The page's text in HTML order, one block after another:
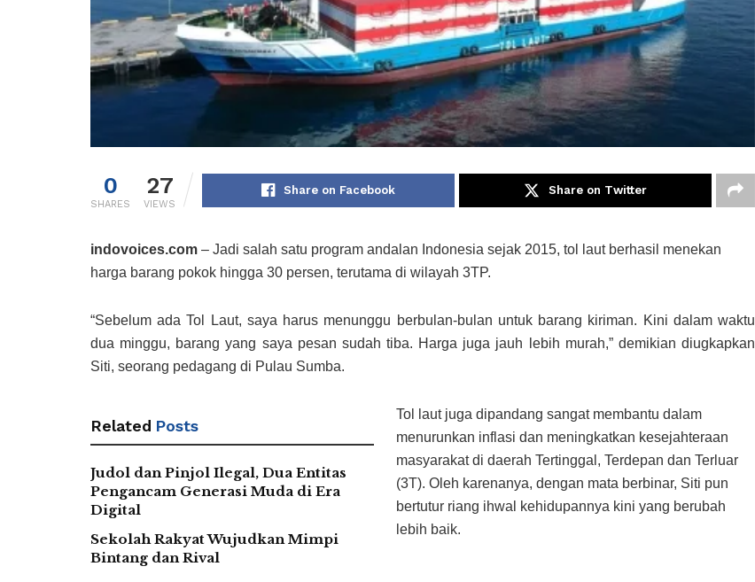
0
SHARES
27
VIEWS
Share on Facebook Share on Twitter
indovoices.com – Jadi salah satu program andalan Indonesia sejak 2015, tol laut berhasil menekan
harga barang pokok hingga 30 persen, terutama di wilayah 3TP.
“Sebelum ada Tol Laut, saya harus menunggu berbulan-bulan untuk barang kiriman. Kini dalam waktu
dua minggu, barang yang saya pesan sudah tiba. Harga juga jauh lebih murah,” demikian diugkapkan
Siti, seorang pedagang di Pulau Sumba.
Related Posts
Judol dan Pinjol Ilegal, Dua Entitas
Pengancam Generasi Muda di Era
Digital
Sekolah Rakyat Wujudkan Mimpi
Bintang dan Rival
Tol laut juga dipandang sangat membantu dalam
menurunkan inflasi dan meningkatkan kesejahteraan
masyarakat di daerah Tertinggal, Terdepan dan Terluar
(3T). Oleh karenanya, dengan mata berbinar, Siti pun
bertutur riang ihwal kehidupannya kini yang berubah
lebih baik.